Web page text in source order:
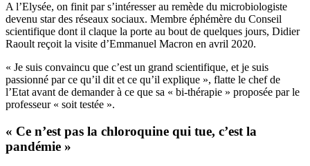
A l’Elysée, on finit par s’intéresser au remède du microbiologiste
devenu star des réseaux sociaux. Membre éphémère du Conseil
scientifique dont il claque la porte au bout de quelques jours, Didier
Raoult reçoit la visite d’Emmanuel Macron en avril 2020.
« Je suis convaincu que c’est un grand scientifique, et je suis
passionné par ce qu’il dit et ce qu’il explique », flatte le chef de
l’Etat avant de demander à ce que sa « bi-thérapie » proposée par le
professeur « soit testée ».
« Ce n’est pas la chloroquine qui tue, c’est la
pandémie »